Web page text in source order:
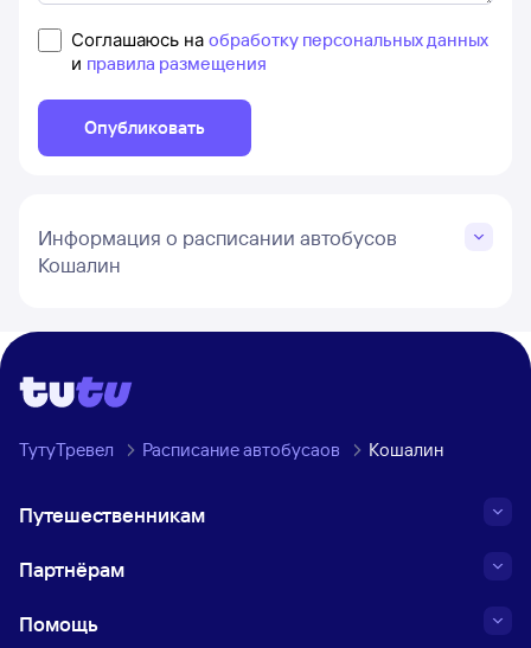
Соглашаюсь на обработку персональных данных
и правила размещения
Опубликовать
Информация о расписании автобусов
Кошалин
ТутуТревел Расписание автобусаов Кошалин
Путешественникам
Партнёрам
Помощь